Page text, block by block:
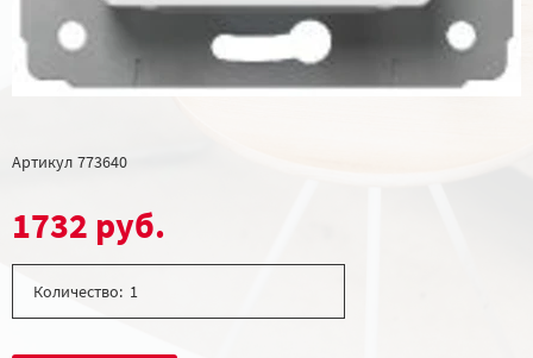
Артикул 773640
1732 руб.
Количество: